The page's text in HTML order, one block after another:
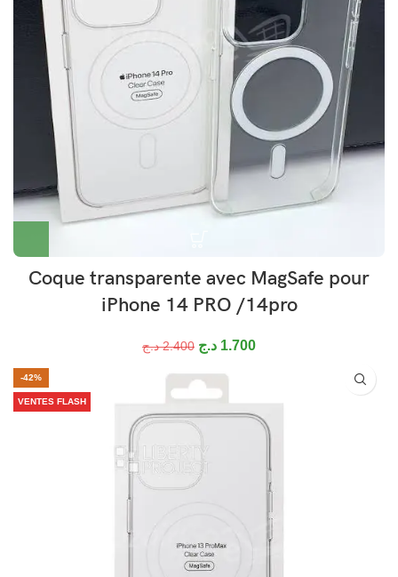
Coque transparente avec MagSafe pour
iPhone 14 PRO /14pro
2.400 د.ج 1.700 د.ج
-42%
VENTES FLASH